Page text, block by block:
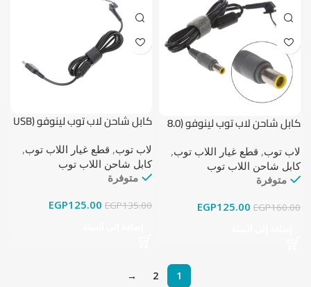
كابل شاحن لاب توب لينوفو (8.0
لاب توب, قطع غيار اللاب توب,
كابل شاحن اللاب توب
متوفرة
EGP160.00
EGP125.00
كابل شاحن لاب توب لينوفو (USB
لاب توب, قطع غيار اللاب توب,
كابل شاحن اللاب توب
متوفرة
EGP135.00
EGP125.00
1
2
→